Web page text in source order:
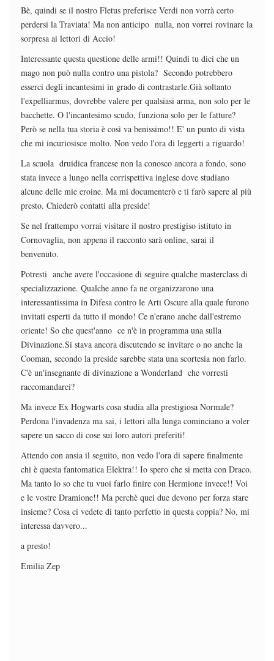
Bè, quindi se il nostro Fletus preferisce Verdi non vorrà certo
perdersi la Traviata! Ma non anticipo nulla, non vorrei rovinare la
sorpresa ai lettori di Accio!
Interessante questa questione delle armi!! Quindi tu dici che un
mago non può nulla contro una pistola? Secondo potrebbero
esserci degli incantesimi in grado di contrastarle.Già soltanto
l'expelliarmus, dovrebbe valere per qualsiasi arma, non solo per le
bacchette. O l'incantesimo scudo, funziona solo per le fatture?
Però se nella tua storia è così va benissimo!! E' un punto di vista
che mi incuriosisce molto. Non vedo l'ora di leggerti a riguardo!
La scuola druidica francese non la conosco ancora a fondo, sono
stata invece a lungo nella corrispettiva inglese dove studiano
alcune delle mie eroine. Ma mi documenterò e ti farò sapere al più
presto. Chiederò contatti alla preside!
Se nel frattempo vorrai visitare il nostro prestigiso istituto in
Cornovaglia, non appena il racconto sarà online, sarai il
benvenuto.
Potresti anche avere l'occasione di seguire qualche masterclass di
specializzazione. Qualche anno fa ne organizzarono una
interessantissima in Difesa contro le Arti Oscure alla quale furono
invitati esperti da tutto il mondo! Ce n'erano anche dall'estremo
oriente! So che quest'anno ce n'è in programma una sulla
Divinazione.Si stava ancora discutendo se invitare o no anche la
Cooman, secondo la preside sarebbe stata una scortesia non farlo.
C'è un'insegnante di divinazione a Wonderland che vorresti
raccomandarci?
Ma invece Ex Hogwarts cosa studia alla prestigiosa Normale?
Perdona l'invadenza ma sai, i lettori alla lunga cominciano a voler
sapere un sacco di cose sui loro autori preferiti!
Attendo con ansia il seguito, non vedo l'ora di sapere finalmente
chi è questa fantomatica Elektra!! Io spero che si metta con Draco.
Ma tanto lo so che tu vuoi farlo finire con Hermione invece!! Voi
e le vostre Dramione!! Ma perchè quei due devono per forza stare
insieme? Cosa ci vedete di tanto perfetto in questa coppia? No, mi
interessa davvero...
a presto!
Emilia Zep